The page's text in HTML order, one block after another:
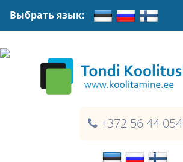
+372 56 44 054
Выбрать язык: